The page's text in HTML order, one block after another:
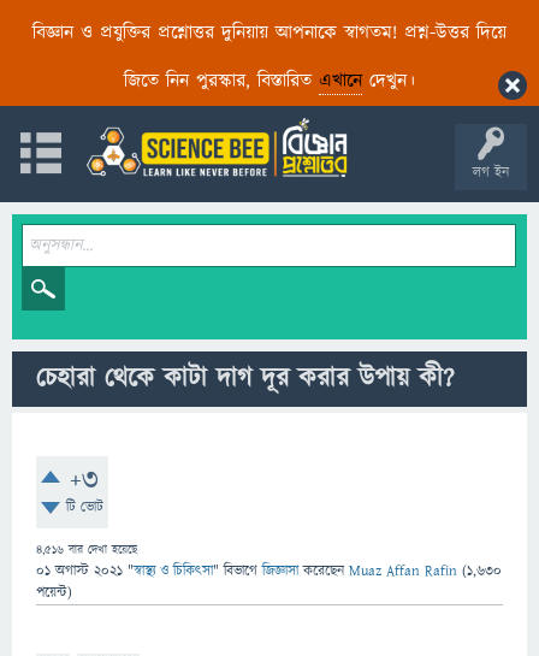
বিজ্ঞান ও প্রযুক্তির প্রশ্নোত্তর দুনিয়ায় আপনাকে স্বাগতম! প্রশ্ন-উত্তর দিয়ে
জিতে নিন পুরস্কার, বিস্তারিত এখানেদেখুন।
লগ ইন
চেহারা থেকে কাটা দাগ দূর করার উপায় কী?
+3
টি ভোট
4,516 বার দেখা হয়েছে
01 অগাস্ট 2021 "স্বাস্থ্য ও চিকিৎসা" বিভাগে জিজ্ঞাসাকরেছেনMuaz Affan Rafin (1,630
পয়েন্ট)